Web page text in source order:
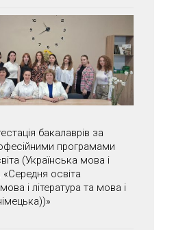
бакалаврів за
програмами
(Українська мова і
«Середня освіта
і література та мова і